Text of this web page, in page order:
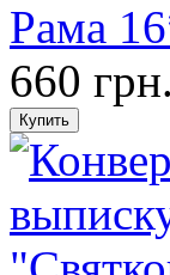
Рама
660 грн.